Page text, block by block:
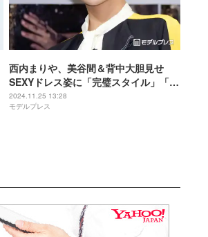
西内まりや、美谷間＆背中大胆見せ
SEXYドレス姿に「完璧スタイル」「息
を呑む美しさ」と反響
2024.11.25 13:28
モデルプレス